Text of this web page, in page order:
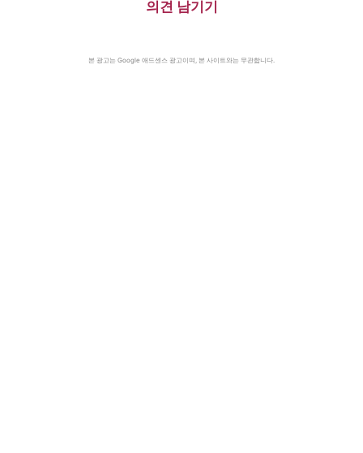
의견 남기기
본 광고는 Google 애드센스 광고이며, 본 사이트와는 무관합니다.